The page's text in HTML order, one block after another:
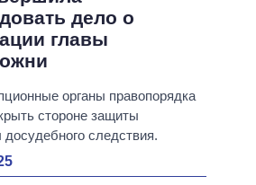
дело о
главы
органы правопорядка
стороне защиты
следствия.